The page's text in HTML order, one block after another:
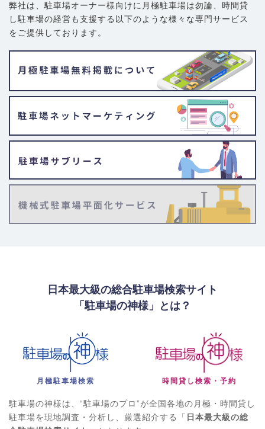
弊社は、駐車場オーナー様向けに月極駐車場は勿論、 時間貸
し駐車場の経営も支援する以下のような様々な専門サービス
をご提供しております。
日本最大級の総合駐車場検索サイト
「駐車場の神様」とは？
月極駐車場検索 時間貸し検索・予約
駐車場の神様は、“駐車場のプロ”が全国各地の月極・時間貸し
駐車場を現地調査・分析し、厳選紹介する「 日本最大級の総